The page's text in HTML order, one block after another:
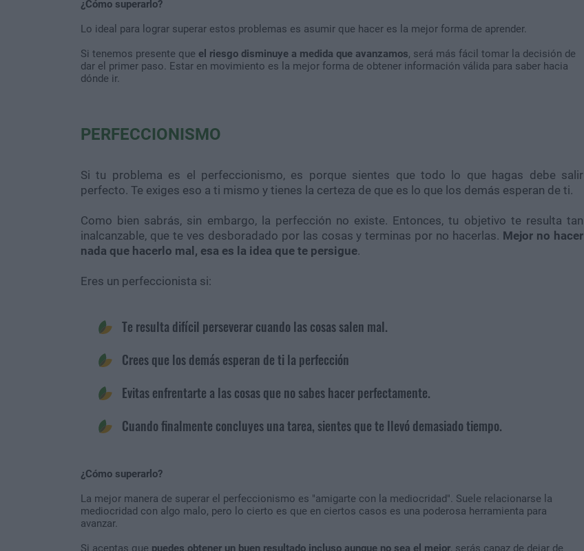
¿Cómo superarlo?
Lo ideal para lograr superar estos problemas es asumir que hacer es la mejor forma de aprender.
Si tenemos presente que el riesgo disminuye a medida que avanzamos, será más fácil tomar la decisión de
dar el primer paso. Estar en movimiento es la mejor forma de obtener información válida para saber hacia
dónde ir.
PERFECCIONISMO
Si tu problema es el perfeccionismo, es porque sientes que todo lo que hagas debe salir
perfecto. Te exiges eso a ti mismo y tienes la certeza de que es lo que los demás esperan de ti.
Como bien sabrás, sin embargo, la perfección no existe. Entonces, tu objetivo te resulta tan
inalcanzable, que te ves desboradado por las cosas y terminas por no hacerlas. Mejor no hacer
nada que hacerlo mal, esa es la idea que te persigue.
Eres un perfeccionista si:
Te resulta difícil perseverar cuando las cosas salen mal.
Crees que los demás esperan de ti la perfección
Evitas enfrentarte a las cosas que no sabes hacer perfectamente.
Cuando finalmente concluyes una tarea, sientes que te llevó demasiado tiempo.
¿Cómo superarlo?
La mejor manera de superar el perfeccionismo es "amigarte con la mediocridad". Suele relacionarse la
mediocridad con algo malo, pero lo cierto es que en ciertos casos es una poderosa herramienta para
avanzar.
Si aceptas que puedes obtener un buen resultado incluso aunque no sea el mejor, serás capaz de dejar de